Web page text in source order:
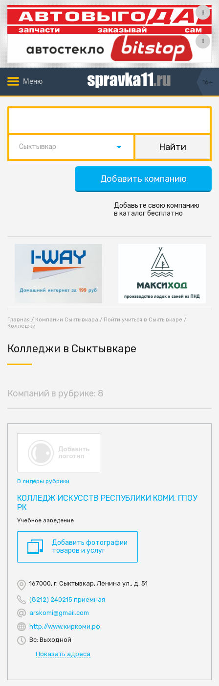
Меню 16+
Сыктывкар
Добавить компанию
Добавьте свою компанию
в каталог бесплатно
Главная / Компании Сыктывкара / Пойти учиться в Сыктывкаре /
Колледжи
Колледжи в Сыктывкаре
Компаний в рубрике: 8
В лидеры рубрики
КОЛЛЕДЖ ИСКУССТВ РЕСПУБЛИКИ КОМИ, ГПОУ
РК
Учебное заведение
Добавить фотографии
товаров и услуг
167000, г. Сыктывкар, Ленина ул., д. 51
(8212) 240215 приемная
arskomi@gmail.com
http://www.киркоми.рф
Вс: Выходной
Показать адреса